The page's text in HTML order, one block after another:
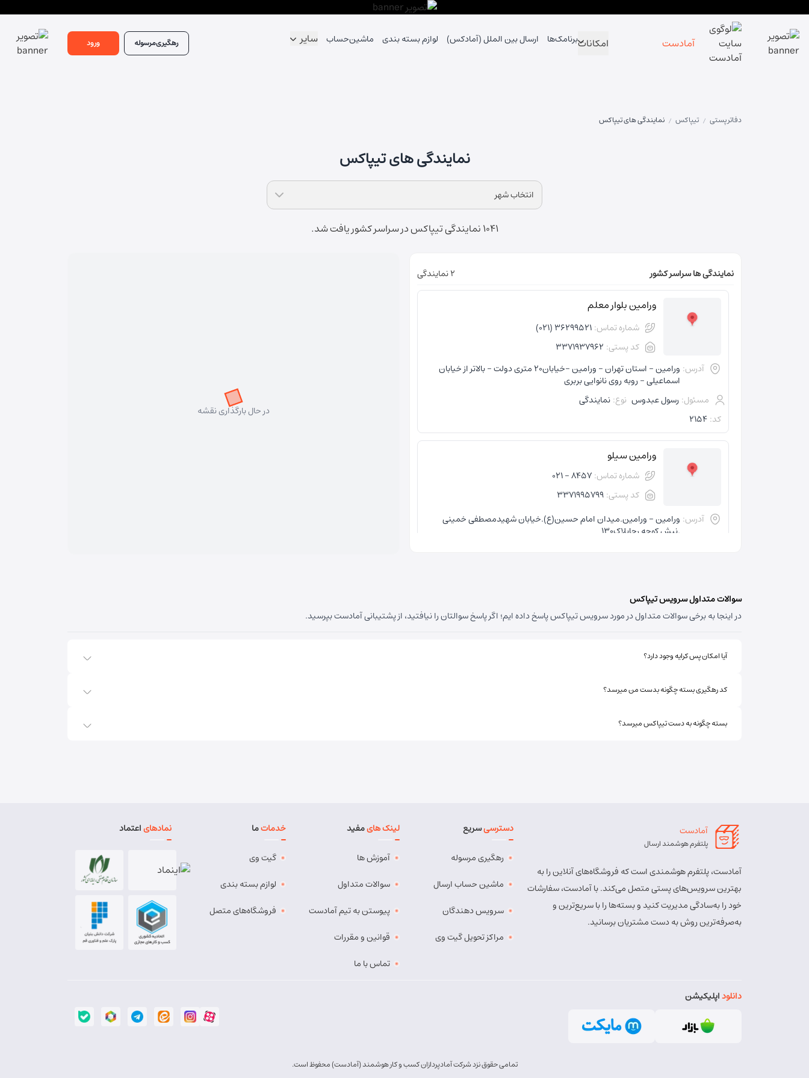
آمادست امکاناتبرنامک‌ها ارسال بین الملل (آمادکس) لوازم بسته بندی ماشین‌حساب سایر رهگیریمرسوله ورود
دفاتر پستی / تیپاکس / نمایندگی های تیپاکس
نمایندگی های تیپاکس
انتخاب شهر
1041 نمایندگی تیپاکس در سراسر کشور یافت شد.
نمایندگی ها سراسر کشور 2 نمایندگی
ورامین بلوار معلم
شماره تماس: 36299521 (021)
کد پستی: 3371937962
آدرس:
ورامین - استان تهران - ورامین -خیابان20 متری دولت - بالاتر از خیابان
اسماعیلی - روبه روی نانوایی بربری
مسئول: رسول عبدوس نوع: نمایندگی
کد: 2154
ورامین سیلو
شماره تماس: 8457 - 021
کد پستی: 3371995799
آدرس: ورامین - ورامین.میدان امام حسین(ع).خیابان شهیدمصطفی خمینی
.نبش کوچه رجاپلاک130
در حال بارگذاری نقشه
سوالات متداول سرویس تیپاکس
در اینجا به برخی سوالات متداول در مورد سرویس تیپاکس پاسخ داده ایم؛ اگر پاسخ سوالتان را نیافتید، از پشتیبانی آمادست بپرسید.
آیا امکان پس کرایه وجود دارد؟
کد رهگیری بسته چگونه بدست من میرسد؟
بسته چگونه به دست تیپاکس میرسد؟
آمادست
پلتفرم هوشمند ارسال
آمادست، پلتفرم هوشمندی است که فروشگاه‌های آنلاین را به
بهترین سرویس‌های پستی متصل می‌کند. با آمادست، سفارشات
خود را به‌سادگی مدیریت کنید و بسته‌ها را با سریع‌ترین و
به‌صرفه‌ترین روش به دست مشتریان برسانید.
دسترسیسریع
رهگیری مرسوله
ماشین حساب ارسال
سرویس دهندگان
مراکز تحویل گیت وی
لینک هایمفید
آموزش ها
سوالات متداول
پیوستن به تیم آمادست
قوانین و مقررات
تماس با ما
خدماتما
گیت وی
لوازم بسته بندی
فروشگاه‌های متصل
نمادهایاعتماد
دانلوداپلیکیشن
تمامی حقوق نزد شرکت آمادپردازان کسب و کار هوشمند (آمادست) محفوظ است.